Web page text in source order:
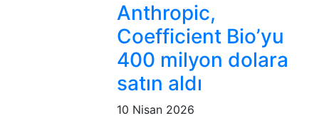
Anthropic,
Coefficient Bio’yu
400 milyon dolara
satın aldı
10 Nisan 2026